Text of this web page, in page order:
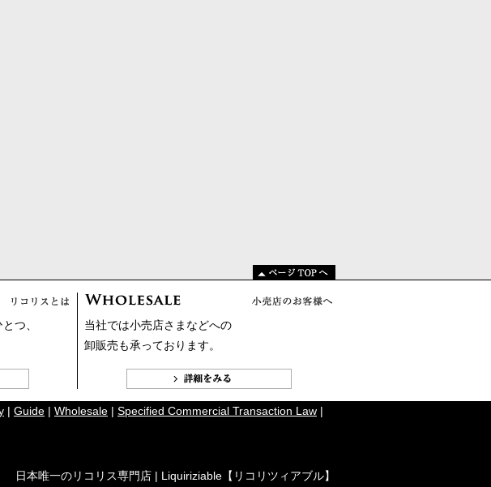
つ、
当社では小売店さまなどへの
卸販売も承っております。
| Guide | Wholesale | Specified Commercial Transaction Law |
日本唯一のリコリス専門店 | Liquiriziable【リコリツィアブル】